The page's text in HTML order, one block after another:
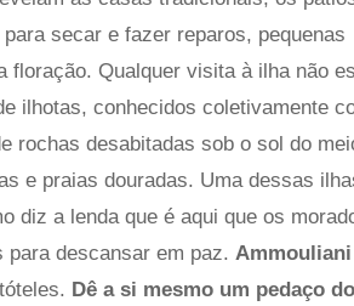
secar e fazer reparos, pequenas
floração. Qualquer visita à ilha não
ilhotas, conhecidos coletivamente
rochas desabitadas sob o sol do
e praias douradas. Uma dessas
diz a lenda que é aqui que os
descansar em paz. Ammouliani
Dê a si mesmo um pedaço do